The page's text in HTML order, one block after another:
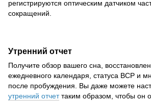
регистрируются оптическим датчиком
сокращений.
Утренний отчет
Получите обзор вашего сна,
ежедневного календаря, статуса ВСР и
после пробуждения. Вы даже можете
утренний отчеттаким образом, чтобы он